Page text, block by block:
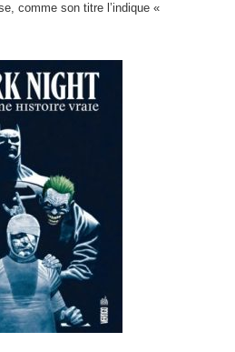
comme son titre l’indique «